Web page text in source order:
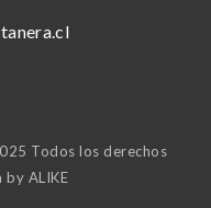
Todos los derechos
by ALIKE